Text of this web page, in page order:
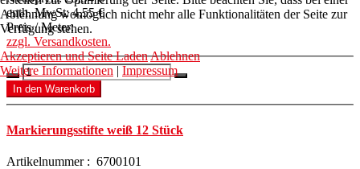
enth. MwSt:4,55 €
Preis / Meter:
zzgl. Versandkosten.
Markierungsstifte weiß 12 Stück
Artikelnummer : 6700101
Ablehnung womöglich nicht mehr alle Funktionalitäten der Seite zur
Verfügung stehen.
Akzeptieren und Seite LadenAblehnen
Weitere Informationen | Impressum